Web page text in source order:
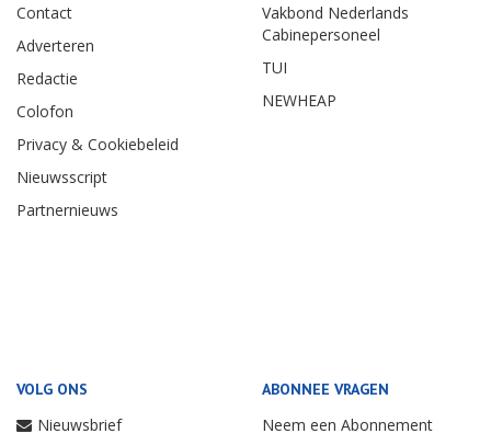
Contact
Adverteren
Redactie
Colofon
Privacy & Cookiebeleid
Nieuwsscript
Partnernieuws
Vakbond Nederlands
Cabinepersoneel
TUI
NEWHEAP
VOLG ONS
Nieuwsbrief
ABONNEE VRAGEN
Neem een Abonnement